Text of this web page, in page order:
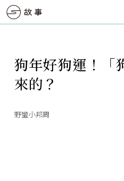
狗年好狗運！「
來的？
野蠻小邦周